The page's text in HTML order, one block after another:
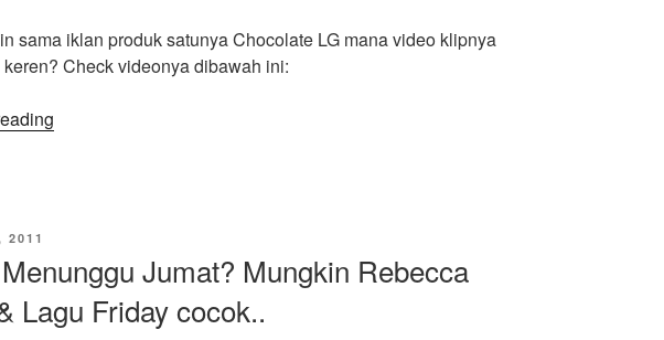
sama iklan produk satunya Chocolate LG mana video klipnya
Check videonya dibawah ini:
vs
Video
Clip
2011
Jumat? Mungkin Rebecca
Lagu Friday cocok..